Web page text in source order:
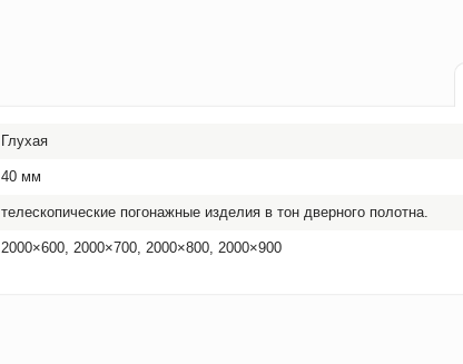
Глухая
40 мм
телескопические погонажные изделия в тон дверного полотна.
2000×600, 2000×700, 2000×800, 2000×900